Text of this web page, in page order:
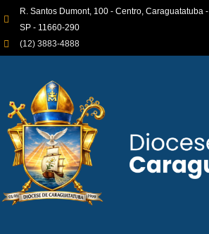
R. Santos Dumont, 100 - Centro, Caraguatatuba -
SP - 11660-290
(12) 3883-4888